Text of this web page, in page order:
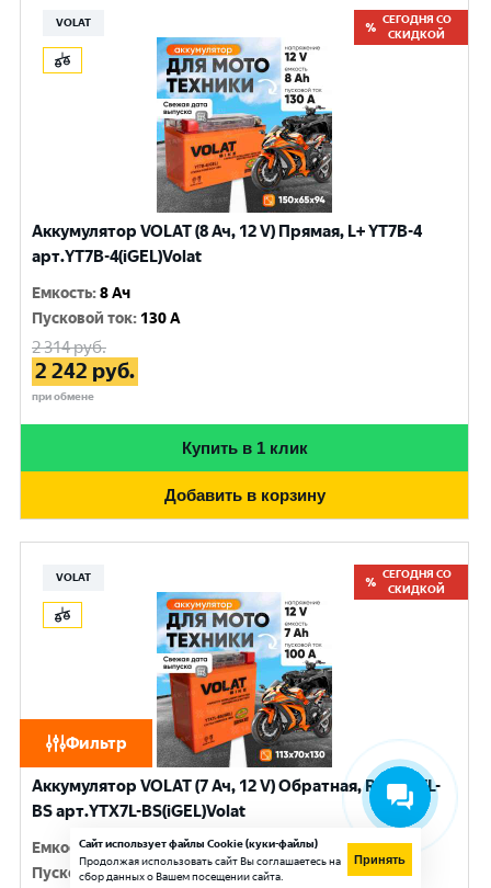
Фильтр
VOLAT
СЕГОДНЯ СО
СКИДКОЙ
Аккумулятор VOLAT (8 Ач, 12 V) Прямая, L+ YT7B-4
арт.YT7B-4(iGEL)Volat
Емкость:8 Ач
Пусковой ток: 130 A
2 314руб.
2 242 руб.
при обмене
Купить в 1 клик
Добавить в корзину
VOLAT
СЕГОДНЯ СО
СКИДКОЙ
Аккумулятор VOLAT (7 Ач, 12 V) Обратная, R+ YTX7L-
BS арт.YTX7L-BS(iGEL)Volat
Емкость:7 Ач
Пусковой ток:100 A
Сайт использует файлы Cookie (куки-файлы)
Продолжая использовать сайт Вы соглашаетесь на
сбор данных о Вашем посещении сайта.
Принять